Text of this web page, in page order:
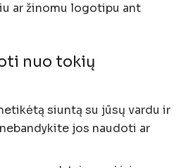
ar žinomu logotipu ant
nuo tokių
siuntą su jūsų vardu ir
jos naudoti ar